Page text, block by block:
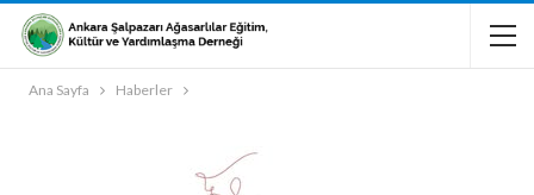
Ana Sayfa Haberler